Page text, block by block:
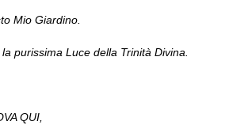
Mio Giardino.
purissima Luce della Trinità Divina.
QUI,